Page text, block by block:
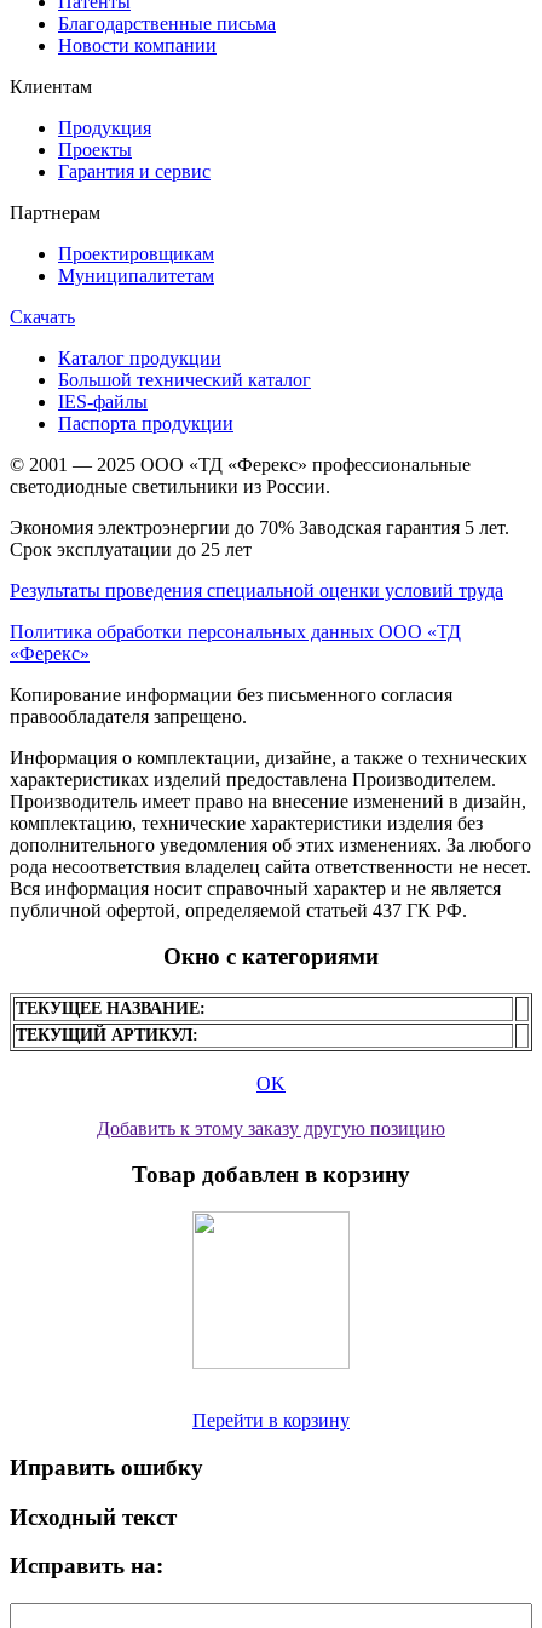
Благодарственные письма
Новости компании
Клиентам
Продукция
Проекты
Гарантия и сервис
Партнерам
Проектировщикам
Муниципалитетам
Скачать
Каталог продукции
Большой технический каталог
IES-файлы
Паспорта продукции
© 2001 — 2025 ООО «ТД «Ферекс» профессиональные
светодиодные светильники из России.
Экономия электроэнергии до 70% Заводская гарантия 5 лет.
Срок эксплуатации до 25 лет
Результаты проведения специальной оценки условий труда
Политика обработки персональных данных ООО «ТД
«Ферекс»
Копирование информации без письменного согласия
правообладателя запрещено.
Информация о комплектации, дизайне, а также о технических
характеристиках изделий предоставлена Производителем.
Производитель имеет право на внесение изменений в дизайн,
комплектацию, технические характеристики изделия без
дополнительного уведомления об этих изменениях. За любого
рода несоответствия владелец сайта ответственности не несет.
Вся информация носит справочный характер и не является
публичной офертой, определяемой статьей 437 ГК РФ.
Окно с категориями
ТЕКУЩЕЕ НАЗВАНИЕ:
ТЕКУЩИЙ АРТИКУЛ:
OK
Добавить к этому заказу другую позицию
Товар добавлен в корзину
Перейти в корзину
Иправить ошибку
Исходный текст
Исправить на: